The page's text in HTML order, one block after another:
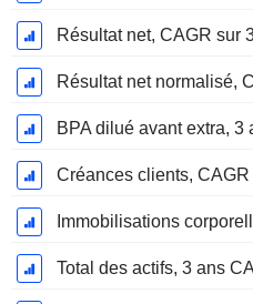
Résultat net, CAGR sur
Résultat net normalisé,
BPA dilué avant extra, 3
Créances clients, CAGR
Total des actifs, 3 ans